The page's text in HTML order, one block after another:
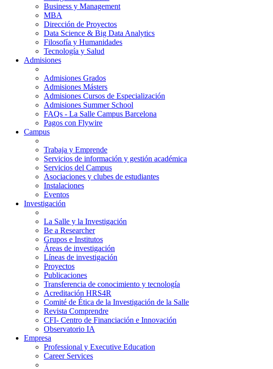
Business y Management
MBA
Dirección de Proyectos
Data Science & Big Data Analytics
Filosofía y Humanidades
Tecnología y Salud
Admisiones
Admisiones Grados
Admisiones Másters
Admisiones Cursos de Especialización
Admisiones Summer School
FAQs - La Salle Campus Barcelona
Pagos con Flywire
Campus
Trabaja y Emprende
Servicios de información y gestión académica
Servicios del Campus
Asociaciones y clubes de estudiantes
Instalaciones
Eventos
Investigación
La Salle y la Investigación
Be a Researcher
Grupos e Institutos
Áreas de investigación
Líneas de investigación
Proyectos
Publicaciones
Transferencia de conocimiento y tecnología
Acreditación HRS4R
Comité de Ética de la Investigación de la Salle
Revista Comprendre
CFI- Centro de Financiación e Innovación
Observatorio IA
Empresa
Professional y Executive Education
Career Services